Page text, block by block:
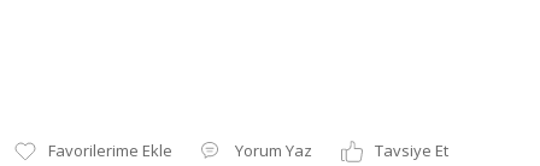
Yorum Yaz
Tavsiye Et